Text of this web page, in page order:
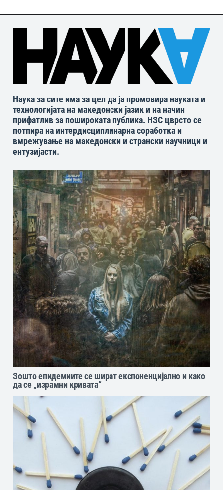
Наука за сите има за цел да ја промовира науката и
технологијата на македонски јазик и на начин
прифатлив за пошироката публика. НЗС цврсто се
потпира на интердисциплинарна соработка и
вмрежување на македонски и странски научници и
ентузијасти.
Зошто епидемиите се шират експоненцијално и како
да се „израмни кривата“